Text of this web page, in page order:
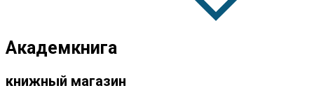
Академкнига
книжный магазин